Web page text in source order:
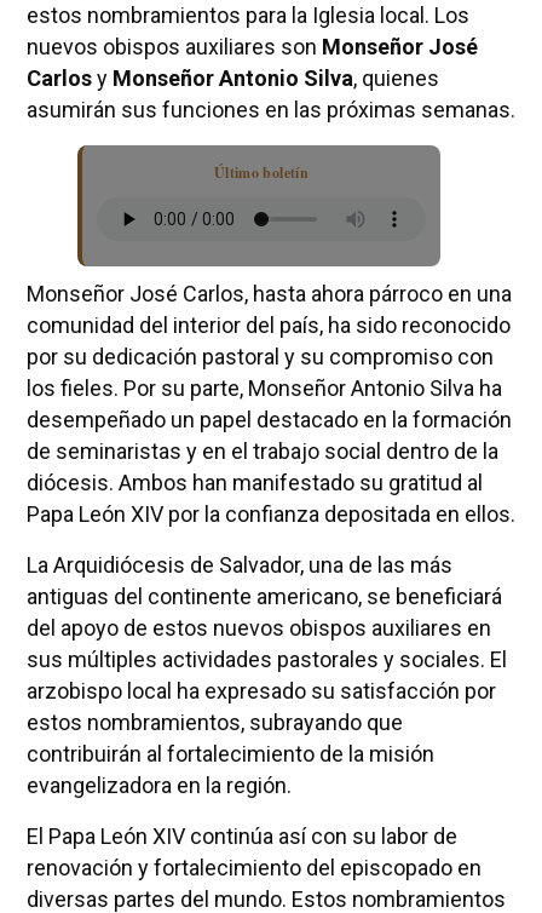
estos nombramientos para la Iglesia local. Los
nuevos obispos auxiliares son Monseñor José
Carlosy Monseñor Antonio Silva, quienes
asumirán sus funciones en las próximas semanas.
Último boletín
Monseñor José Carlos, hasta ahora párroco en una
comunidad del interior del país, ha sido reconocido
por su dedicación pastoral y su compromiso con
los fieles. Por su parte, Monseñor Antonio Silva ha
desempeñado un papel destacado en la formación
de seminaristas y en el trabajo social dentro de la
diócesis. Ambos han manifestado su gratitud al
Papa León XIV por la confianza depositada en ellos.
La Arquidiócesis de Salvador, una de las más
antiguas del continente americano, se beneficiará
del apoyo de estos nuevos obispos auxiliares en
sus múltiples actividades pastorales y sociales. El
arzobispo local ha expresado su satisfacción por
estos nombramientos, subrayando que
contribuirán al fortalecimiento de la misión
evangelizadora en la región.
El Papa León XIV continúa así con su labor de
renovación y fortalecimiento del episcopado en
diversas partes del mundo. Estos nombramientos